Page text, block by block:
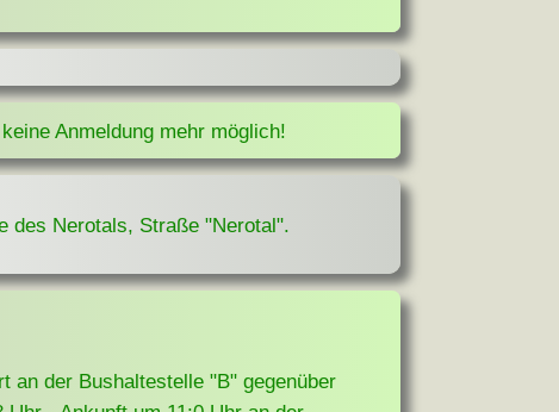
Anmeldung mehr möglich!
des Nerotals, Straße "Nerotal".
an der Bushaltestelle "B" gegenüber